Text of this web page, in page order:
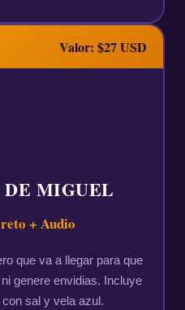
Valor: $27 USD
DE MIGUEL
+ Audio
que va a llegar para que
genere envidias. Incluye
sal y vela azul.